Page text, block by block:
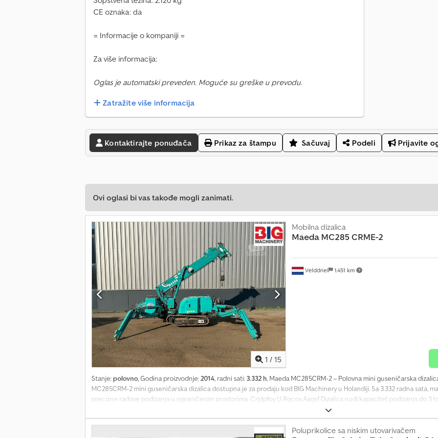
CE oznaka: da
= Informacije o kompaniji =
Za više informacija:
Oglas je automatski preveden. Moguće su greške u prevodu.
Zatražite više informacija
Kontaktirajte ponuđača Prikaz za štampu Sačuvaj Podeli Prijavite
Ovi oglasi bi vas takođe mogli zanimati.
1 / 15
Velddriel 1.451 km
Mobilna dizalica
Maeda MC285 CRME-2
Stanje: polovno, Godina proizvodnje:2014, radni sati: 3.332 h, Maeda MC285CRM-2 – Polovna mini guseničarska
MC285CRM-2 mini guseničarska dizalica dostupna je za prodaju kod BIG Machinery u Holandiji. Sa 3.332 radna sata,
precizne radove podizanja u ograničenim prostorima. Crjdpfoy U Rqcox Aagsf Dizalica nudi kapacitet podizanja do 3
metara, što pruža fleksibilnost i domet za razne aplikacije dizanja. Guseničarsko podvozje obezbeđuje stabilnost i
Specifikacije: • Sertifikat: CE • Radni sati: 3.332 • Kapacitet podizanja: 3 t • Dužina kraka: 8 m • Guseničar • Stanje:
informacija, detalje o inspekciji ili ponudu. Isporuka širom sveta moguća, uz kompletno organizovanje izvozne
Poluprikolice sa niskim utovarivačem